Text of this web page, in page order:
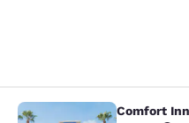
Comfort Inn &
Comfort